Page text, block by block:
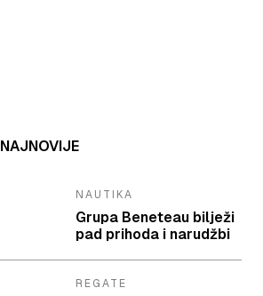
NAJNOVIJE
NAUTIKA
Grupa Beneteau bilježi
pad prihoda i narudžbi
REGATE